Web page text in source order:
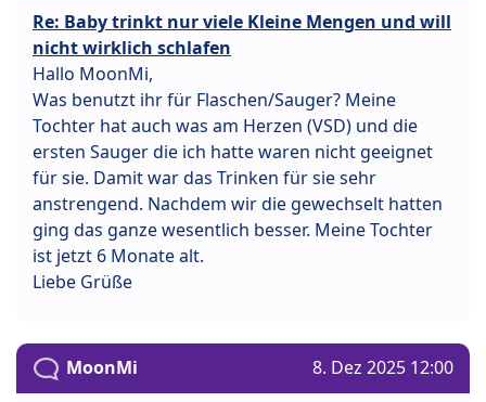
Re: Baby trinkt nur viele Kleine Mengen und will
nicht wirklich schlafen
Hallo MoonMi,
Was benutzt ihr für Flaschen/Sauger? Meine
Tochter hat auch was am Herzen (VSD) und die
ersten Sauger die ich hatte waren nicht geeignet
für sie. Damit war das Trinken für sie sehr
anstrengend. Nachdem wir die gewechselt hatten
ging das ganze wesentlich besser. Meine Tochter
ist jetzt 6 Monate alt.
Liebe Grüße
MoonMi 8. Dez 2025 12:00